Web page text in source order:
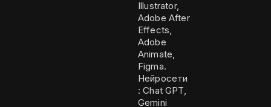
Illustrator,
Adobe After
Effects,
Adobe
Animate,
Figma.
Нейросети
: Chat GPT,
Gemini